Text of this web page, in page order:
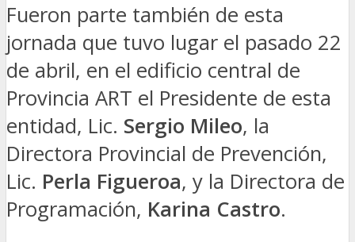
Fueron parte también de esta
jornada que tuvo lugar el pasado 22
de abril, en el edificio central de
Provincia ART el Presidente de esta
entidad, Lic. Sergio Mileo, la
Directora Provincial de Prevención,
Lic. Perla Figueroa, y la Directora de
Programación, Karina Castro.